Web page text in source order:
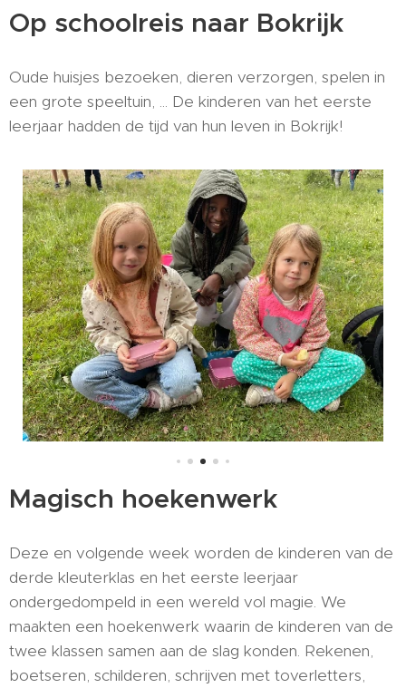
Op schoolreis naar Bokrijk
Oude huisjes bezoeken, dieren verzorgen, spelen in
een grote speeltuin, ... De kinderen van het eerste
leerjaar hadden de tijd van hun leven in Bokrijk!
Magisch hoekenwerk
Deze en volgende week worden de kinderen van de
derde kleuterklas en het eerste leerjaar
ondergedompeld in een wereld vol magie. We
maakten een hoekenwerk waarin de kinderen van de
twee klassen samen aan de slag konden. Rekenen,
boetseren, schilderen, schrijven met toverletters,